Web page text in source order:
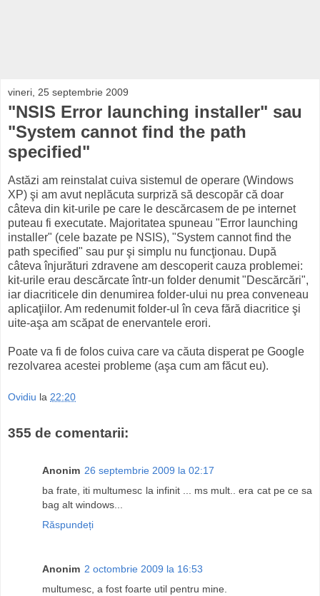
vineri, 25 septembrie 2009
"NSIS Error launching installer" sau
"System cannot find the path
specified"
Astăzi am reinstalat cuiva sistemul de operare (Windows
XP) şi am avut neplăcuta surpriză să descopăr că doar
câteva din kit-urile pe care le descărcasem de pe internet
puteau fi executate. Majoritatea spuneau "Error launching
installer" (cele bazate pe NSIS), "System cannot find the
path specified" sau pur şi simplu nu funcţionau. După
câteva înjurături zdravene am descoperit cauza problemei:
kit-urile erau descărcate într-un folder denumit "Descărcări",
iar diacriticele din denumirea folder-ului nu prea conveneau
aplicaţiilor. Am redenumit folder-ul în ceva fără diacritice şi
uite-aşa am scăpat de enervantele erori.
Poate va fi de folos cuiva care va căuta disperat pe Google
rezolvarea acestei probleme (aşa cum am făcut eu).
Ovidiu la 22:20
355 de comentarii:
Anonim 26 septembrie 2009 la 02:17
ba frate, iti multumesc la infinit ... ms mult.. era cat pe ce sa
bag alt windows...
Răspundeți
Anonim 2 octombrie 2009 la 16:53
multumesc, a fost foarte util pentru mine.